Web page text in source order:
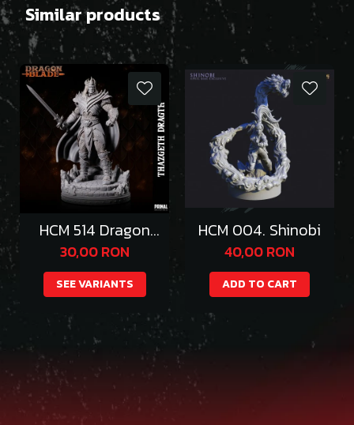
Similar products
HCM 514 Dragon
Emperor Thazgeth
30,00 RON
SEE VARIANTS
HCM 004. Shinobi
40,00 RON
ADD TO CART